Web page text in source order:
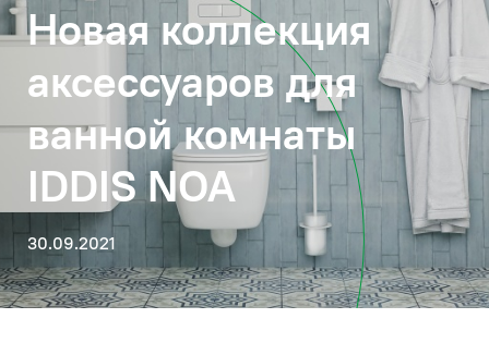
Новая коллекция
аксессуаров для
ванной комнаты
IDDIS NOA
30.09.2021